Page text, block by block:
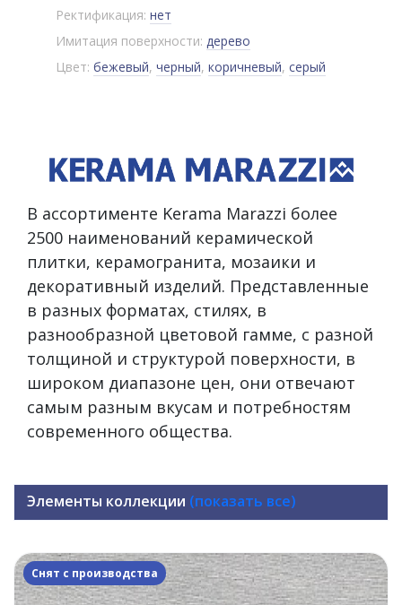
Ректификация: нет
Имитация поверхности: дерево
Цвет: бежевый, черный, коричневый, серый
В ассортименте Kerama Marazzi более
2500 наименований керамической
плитки, керамогранита, мозаики и
декоративный изделий. Представленные
в разных форматах, стилях, в
разнообразной цветовой гамме, с разной
толщиной и структурой поверхности, в
широком диапазоне цен, они отвечают
самым разным вкусам и потребностям
современного общества.
Элементы коллекции (показать все)
Снят с производства